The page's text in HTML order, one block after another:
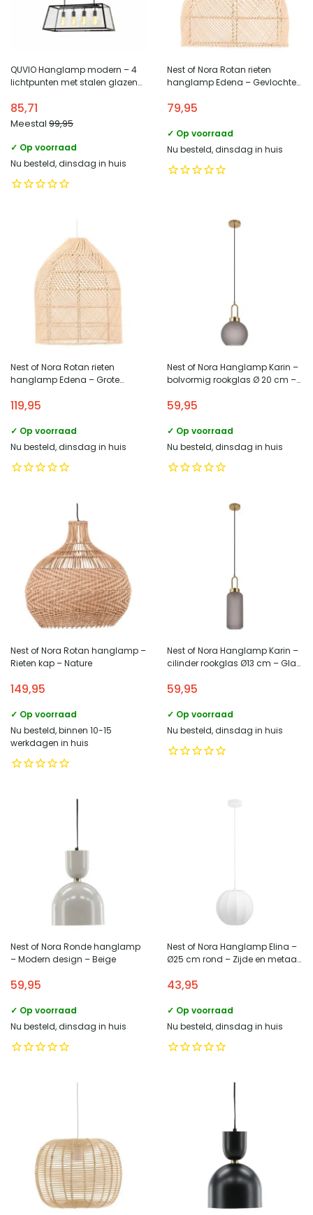
QUVIO Hanglamp modern – 4
lichtpunten met stalen glazen
85,71
Meestal 99,95
✓ Op voorraad
Nu besteld, dinsdag in huis
Nest of Nora Rotan rieten
hanglamp Edena – Gevlochten
79,95
✓ Op voorraad
Nu besteld, dinsdag in huis
Nest of Nora Rotan rieten
hanglamp Edena – Grote
119,95
✓ Op voorraad
Nu besteld, dinsdag in huis
Nest of Nora Hanglamp Karin –
bolvormig rookglas Ø 20 cm –
59,95
✓ Op voorraad
Nu besteld, dinsdag in huis
Nest of Nora Rotan hanglamp –
Rieten kap – Nature
149,95
✓ Op voorraad
Nu besteld, binnen 10-15
werkdagen in huis
Nest of Nora Hanglamp Karin –
cilinder rookglas Ø13 cm – Glas
59,95
✓ Op voorraad
Nu besteld, dinsdag in huis
Nest of Nora Ronde hanglamp
– Modern design – Beige
59,95
✓ Op voorraad
Nu besteld, dinsdag in huis
Nest of Nora Hanglamp Elina –
Ø25 cm rond – Zijde en metaal
43,95
✓ Op voorraad
Nu besteld, dinsdag in huis